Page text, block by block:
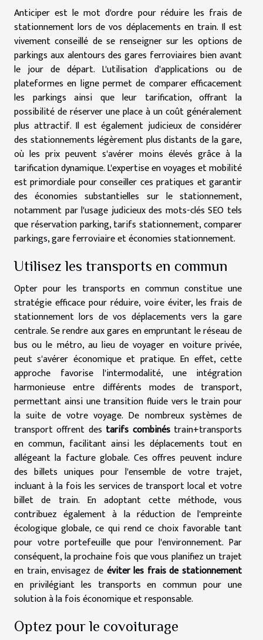
Anticiper est le mot d'ordre pour réduire les frais de
stationnement lors de vos déplacements en train. Il est
vivement conseillé de se renseigner sur les options de
parkings aux alentours des gares ferroviaires bien avant
le jour de départ. L'utilisation d'applications ou de
plateformes en ligne permet de comparer efficacement
les parkings ainsi que leur tarification, offrant la
possibilité de réserver une place à un coût généralement
plus attractif. Il est également judicieux de considérer
des stationnements légèrement plus distants de la gare,
où les prix peuvent s'avérer moins élevés grâce à la
tarification dynamique. L'expertise en voyages et mobilité
est primordiale pour conseiller ces pratiques et garantir
des économies substantielles sur le stationnement,
notamment par l'usage judicieux des mots-clés SEO tels
que réservation parking, tarifs stationnement, comparer
parkings, gare ferroviaire et économies stationnement.
Utilisez les transports en commun
Opter pour les transports en commun constitue une
stratégie efficace pour réduire, voire éviter, les frais de
stationnement lors de vos déplacements vers la gare
centrale. Se rendre aux gares en empruntant le réseau de
bus ou le métro, au lieu de voyager en voiture privée,
peut s'avérer économique et pratique. En effet, cette
approche favorise l'intermodalité, une intégration
harmonieuse entre différents modes de transport,
permettant ainsi une transition fluide vers le train pour
la suite de votre voyage. De nombreux systèmes de
transport offrent des tarifs combinéstrain+transports
en commun, facilitant ainsi les déplacements tout en
allégeant la facture globale. Ces offres peuvent inclure
des billets uniques pour l'ensemble de votre trajet,
incluant à la fois les services de transport local et votre
billet de train. En adoptant cette méthode, vous
contribuez également à la réduction de l'empreinte
écologique globale, ce qui rend ce choix favorable tant
pour votre portefeuille que pour l'environnement. Par
conséquent, la prochaine fois que vous planifiez un trajet
en train, envisagez de éviter les frais de stationnement
en privilégiant les transports en commun pour une
solution à la fois économique et responsable.
Optez pour le covoiturage